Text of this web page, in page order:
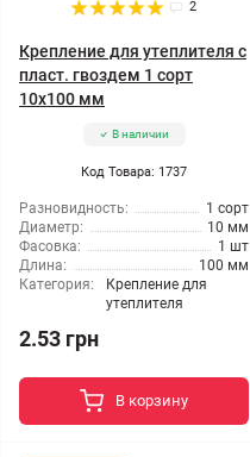
2
Крепление для утеплителя с
пласт. гвоздем 1 сорт
10x100 мм
В наличии
Код Товара: 1737
Разновидность:
1 сорт
Диаметр:
10 мм
Фасовка:
1 шт
Длина:
100 мм
Категория:
Крепление для
утеплителя
2.53 грн
В корзину